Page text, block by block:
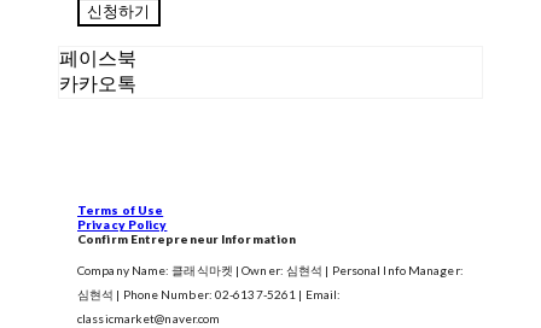
신청하기
페이스북
카카오톡
Terms of Use
Privacy Policy
Confirm Entrepreneur Information
Company Name: 클래식마켓 | Owner: 심현석 | Personal Info Manager:
심현석 | Phone Number: 02-6137-5261 | Email:
classicmarket@naver.com